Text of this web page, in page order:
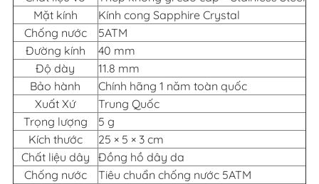
Mặt kính
Kính cong Sapphire Crystal
Chống nước
5ATM
Đường kính
40 mm
Độ dày
11.8 mm
Bảo hành
Chính hãng 1 năm toàn quốc
Xuất Xứ
Trung Quốc
Trọng lượng
5 g
Kích thước
25 × 5 × 3 cm
Chất liệu dây
Đồng hồ dây da
Chống nước
Tiêu chuẩn chống nước 5ATM